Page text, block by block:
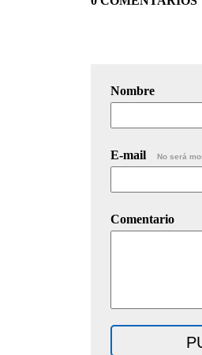
Nombre
E-mail No será
Comentario